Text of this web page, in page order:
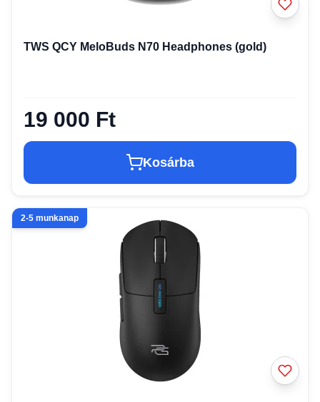
TWS QCY MeloBuds N70 Headphones (gold)
19 000 Ft
Kosárba
2-5 munkanap